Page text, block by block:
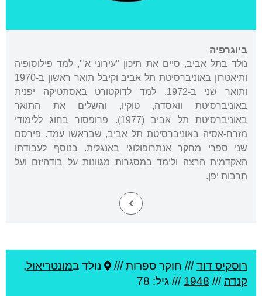
ביוגרפיה
נולד בתל אביב, סיים את תיכון "עירוני א"', למד פילוסופיה
ותיאטרון באוניברסיטת תל אביב וקיבל תואר ראשון ב-1970
ותואר שני ב-1972. למד לדוקטורט באסתטיקה יפנית
באוניברסיטת וואסדה, טוקיו, והשלים את התואר
באוניברסיטת תל אביב (1977). פרופסור בחוג ללימודי
מזרח-אסיה באוניברסיטת תל אביב, שבראשו עמד. פירסם
שני ספרי מחקר אנתרופולוגי באנגלית. בנוסף לעבודתו
האקדמית הרצה ולימד במסגרות מגוונות על בודהיזם ועל
תרבות יפן.
רוסקיס דוד/// חוקר ספרות /// נולד במונטריאול,
קנדה ///
1948 /// גיל: 78